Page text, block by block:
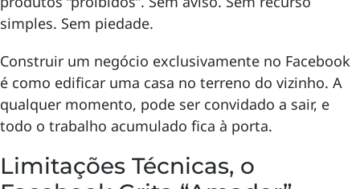
simples. Sem piedade.
Construir um negócio exclusivamente no Facebook
é como edificar uma casa no terreno do vizinho. A
qualquer momento, pode ser convidado a sair, e
todo o trabalho acumulado fica à porta.
Limitações Técnicas, o